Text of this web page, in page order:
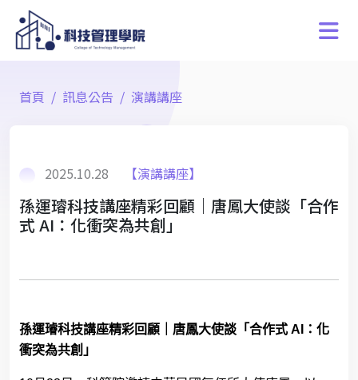
首頁 訊息公告 演講講座
2025.10.28 【演講講座】
孫運璿科技講座精彩回顧｜唐鳳大使談「合作
式 AI：化衝突為共創」
孫運璿科技講座精彩回顧｜唐鳳大使談「合作式 AI
：化
衝突為共創」